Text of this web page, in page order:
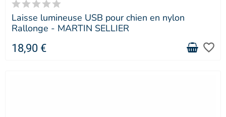
Laisse lumineuse USB pour chien en nylon
Rallonge - MARTIN SELLIER
18,90 € favorite_border